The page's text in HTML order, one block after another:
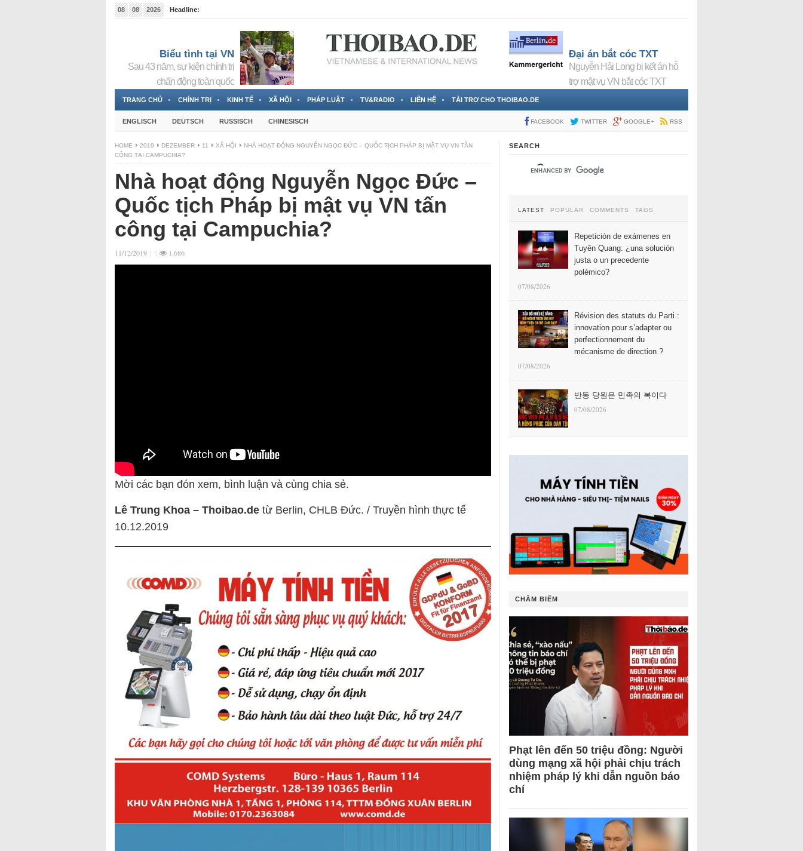
08 08 2026
Headline:
Biểu tình tại VN
Sau 43 năm, sự kiện chính trị
chấn động toàn quốc
Đại án bắt cóc TXT
Nguyễn Hải Long bị kết án hỗ
trợ mật vụ VN bắt cóc TXT
TRANG CHỦ CHÍNH TRỊ KINH TẾ XÃ HỘI PHÁP LUẬT TV&RADIO LIÊN HỆ TÀI TRỢ CHO THOIBAO.DE
ENGLISCH DEUTSCH RUSSISCH CHINESISCH FACEBOOK TWITTER GOOGLE+ RSS
HOME 2019 DEZEMBER 11 XÃ HỘI
NHÀ HOẠT ĐỘNG NGUYỄN NGỌC ĐỨC – QUỐC TỊCH PHÁP BỊ MẬT VỤ VN TẤN
CÔNG TẠI CAMPUCHIA?
Nhà hoạt động Nguyễn Ngọc Đức –
Quốc tịch Pháp bị mật vụ VN tấn
công tại Campuchia?
11/12/2019 | | 1.686
Mời các bạn đón xem, bình luận và cùng chia sẻ.
Lê Trung Khoa – Thoibao.de từ Berlin, CHLB Đức. / Truyền hình thực tế
10.12.2019
SEARCH
LATEST POPULAR COMMENTS TAGS
Repetición de exámenes en
Tuyên Quang: ¿una solución
justa o un precedente
polémico?
07/08/2026
Révision des statuts du Parti :
innovation pour s’adapter ou
perfectionnement du
mécanisme de direction ?
07/08/2026
반동 당원은 민족의 복이다
07/08/2026
CHÂM BIẾM
Phạt lên đến 50 triệu đồng: Người
dùng mạng xã hội phải chịu trách
nhiệm pháp lý khi dẫn nguồn báo
chí